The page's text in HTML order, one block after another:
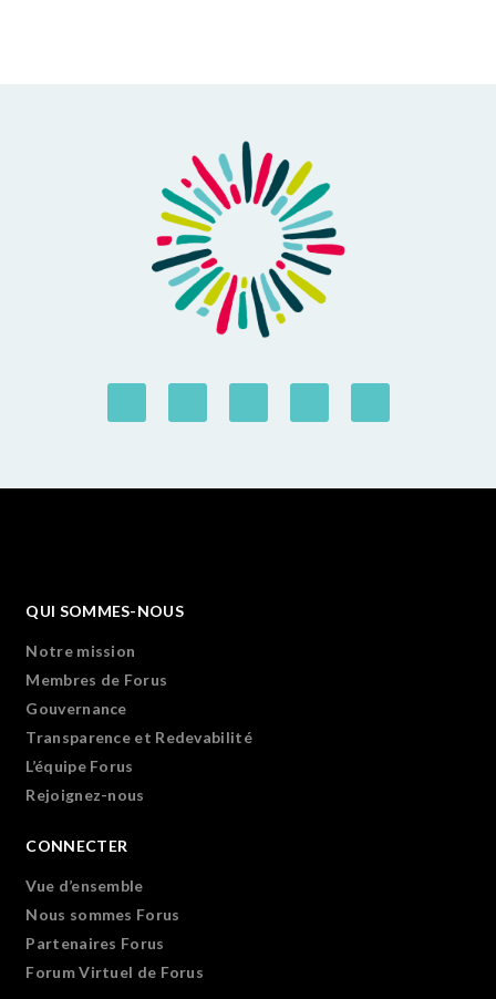
QUI SOMMES-NOUS
Notre mission
Membres de Forus
Gouvernance
Transparence et Redevabilité
L’équipe Forus
Rejoignez-nous
CONNECTER
Vue d’ensemble
Nous sommes Forus
Partenaires Forus
Forum Virtuel de Forus